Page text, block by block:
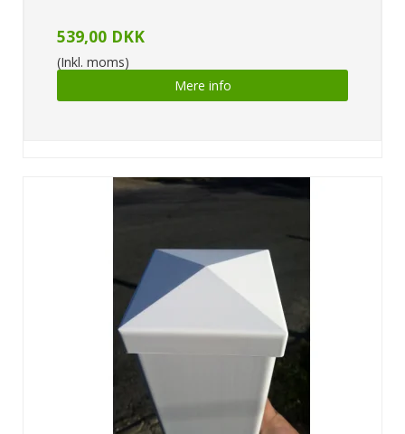
539,00 DKK
(Inkl. moms)
Mere info